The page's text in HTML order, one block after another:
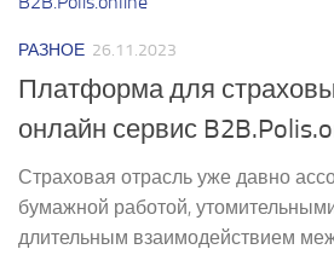
РАЗНОЕ 26.11.2023
Платформа для
онлайн сервис
Страховая отрасль уже давно
бумажной работой,
длительным взаимодействием